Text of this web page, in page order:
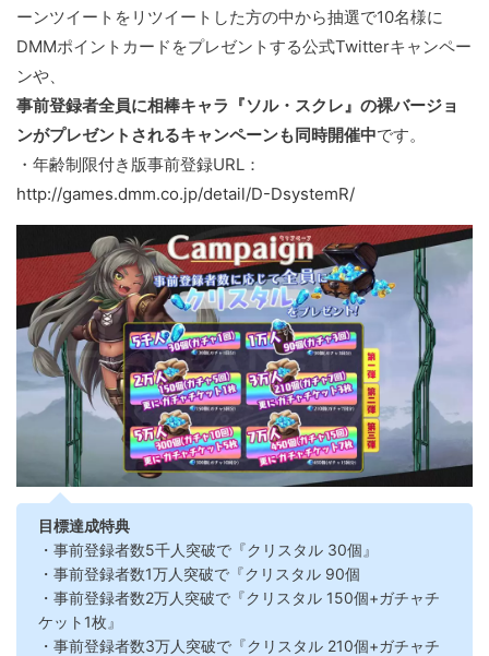
ーンツイートをリツイートした方の中から抽選で10名様に
DMMポイントカードをプレゼントする公式Twitterキャンペー
ンや、
事前登録者全員に相棒キャラ『ソル・スクレ』の裸バージョ
ンがプレゼントされるキャンペーンも同時開催中です。
・年齢制限付き版事前登録URL：
http://games.dmm.co.jp/detail/D-DsystemR/
目標達成特典
・事前登録者数5千人突破で『クリスタル 30個』
・事前登録者数1万人突破で『クリスタル 90個
・事前登録者数2万人突破で『クリスタル 150個+ガチャチ
ケット1枚』
・事前登録者数3万人突破で『クリスタル 210個+ガチャチ